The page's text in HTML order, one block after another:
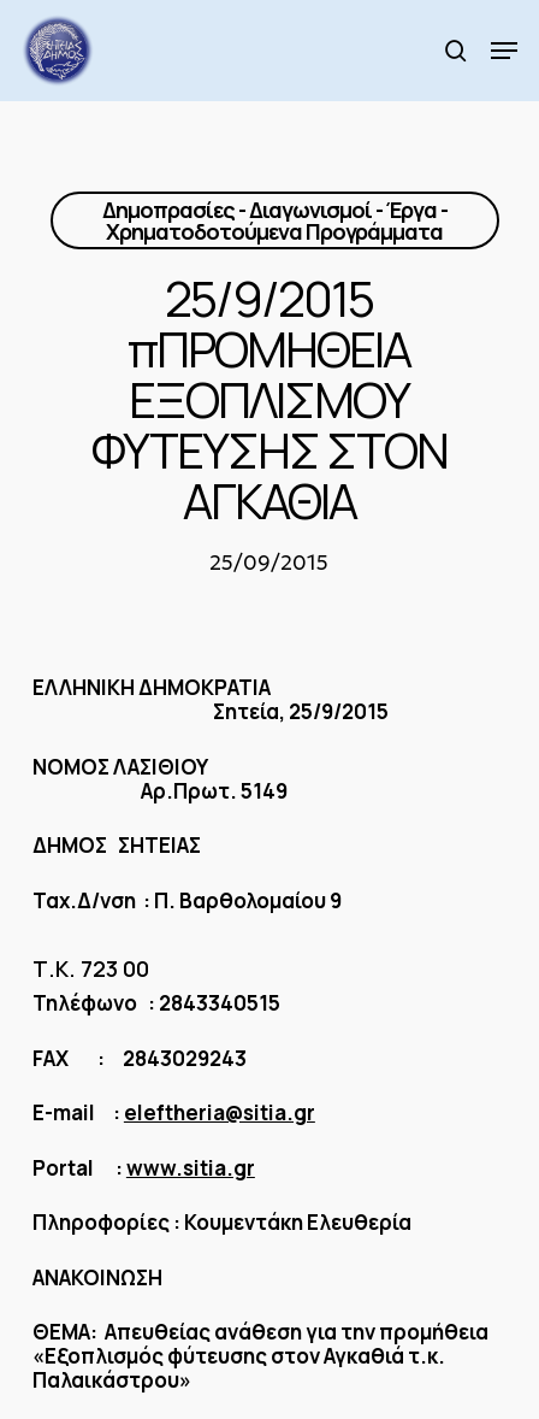
main
content
search
Δημοπρασίες - Διαγωνισμοί - Έργα -
Χρηματοδοτούμενα Προγράμματα
25/9/2015
πΠΡΟΜΗΘΕΙΑ
ΕΞΟΠΛΙΣΜΟΥ
ΦΥΤΕΥΣΗΣ ΣΤΟΝ
ΑΓΚΑΘΙΑ
25/09/2015
ΕΛΛΗΝΙΚΗ ΔΗΜΟΚΡΑΤΙΑ
Σητεία, 25/9/2015
ΝΟΜΟΣ ΛΑΣΙΘΙΟΥ
Αρ.Πρωτ. 5149
ΔΗΜΟΣ ΣΗΤΕΙΑΣ
Ταχ.Δ/νση : Π. Βαρθολομαίου 9
Τ.Κ. 723 00
Τηλέφωνο : 2843340515
FAX : 2843029243
E-mail : eleftheria@sitia.gr
Portal :www.sitia.gr
Πληροφορίες : Κουμεντάκη Ελευθερία
ΑΝΑΚΟΙΝΩΣΗ
ΘΕΜΑ: Απευθείας ανάθεση για την προμήθεια
«Εξοπλισμός φύτευσης στον Αγκαθιά τ.κ.
Παλαικάστρου»
Menu